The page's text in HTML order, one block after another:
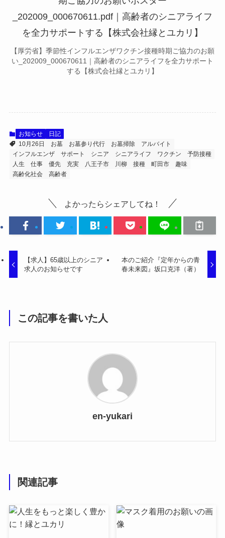
【厚労省】季節性インフルエンザワクチン接種時期ご協力のお願
い_202009_000670611｜高齢者のシニアライフを全力サポート
する【株式会社縁とユカリ】
お知らせ
日記
10月26日
お墓 お墓参り代行 お墓掃除
アルバイト
インフルエンザ
サポート シニア シニアライフ ワクチン
予防接種
人生
仕事 優先 充実 八王子市 川柳 接種 町田市
趣味
高齢化社会
高齢者
よかったらシェアしてね！
【求人】65歳以上のシニア
求人のお知らせです
本のご紹介『定年からの青
春未来図』坂口克洋（著）
この記事を書いた人
en-yukari
関連記事